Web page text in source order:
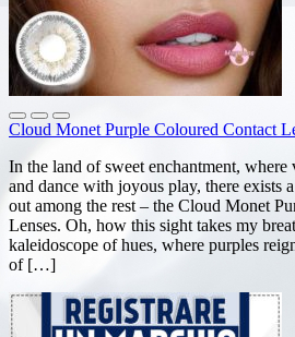
Cloud Monet Purple Coloured Contact
In the land of sweet enchantment,
and dance with joyous play, there exists
out among the rest – the Cloud Monet
Lenses. Oh, how this sight takes my
kaleidoscope of hues, where purples
of […]